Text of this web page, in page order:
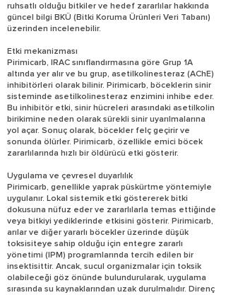
ruhsatlı olduğu bitkiler ve hedef zararlılar hakkında
güncel bilgi BKÜ (Bitki Koruma Ürünleri Veri Tabanı)
üzerinden incelenebilir.
Etki mekanizması
Pirimicarb, IRAC sınıflandırmasına göre Grup 1A
altında yer alır ve bu grup, asetilkolinesteraz (AChE)
inhibitörleri olarak bilinir. Pirimicarb, böceklerin sinir
sisteminde asetilkolinesteraz enzimini inhibe eder.
Bu inhibitör etki, sinir hücreleri arasındaki asetilkolin
birikimine neden olarak sürekli sinir uyarılmalarına
yol açar. Sonuç olarak, böcekler felç geçirir ve
sonunda ölürler. Pirimicarb, özellikle emici böcek
zararlılarında hızlı bir öldürücü etki gösterir.
Uygulama ve çevresel duyarlılık
Pirimicarb, genellikle yaprak püskürtme yöntemiyle
uygulanır. Lokal sistemik etki göstererek bitki
dokusuna nüfuz eder ve zararlılarla temas ettiğinde
veya bitkiyi yediklerinde etkisini gösterir. Pirimicarb,
arılar ve diğer yararlı böcekler üzerinde düşük
toksisiteye sahip olduğu için entegre zararlı
yönetimi (IPM) programlarında tercih edilen bir
insektisittir. Ancak, sucul organizmalar için toksik
olabileceği göz önünde bulundurularak, uygulama
sırasında su kaynaklarından uzak durulmalıdır. Direnç